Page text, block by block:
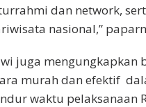
dan network,
nasional,”
juga mengungkapkan
murah dan efektif
waktu pelaksanaan